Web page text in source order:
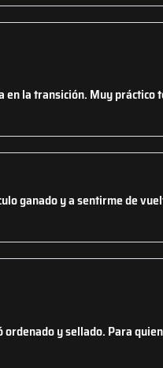
la transición. Muy práctico
ganado y a sentirme de
y sellado. Para